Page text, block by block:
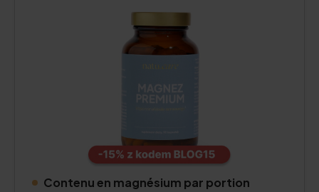
Contenu en magnésium par portion